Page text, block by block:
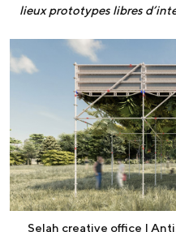
lieux prototypes libres
Selah creative office |